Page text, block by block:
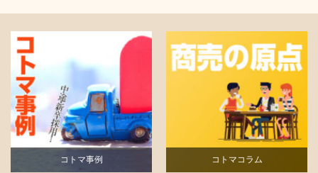
コトマ事例 コトマコラム